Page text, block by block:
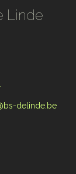
Linde
delinde.be